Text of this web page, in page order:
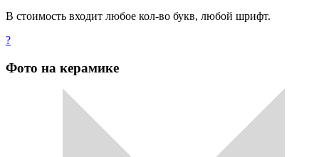
В стоимость входит любое кол-во букв, любой шрифт.
?
Фото на керамике